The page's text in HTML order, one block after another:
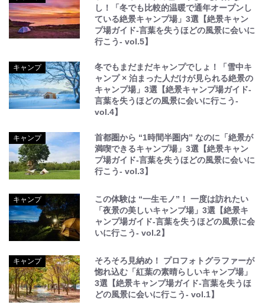
し！「冬でも比較的温暖で通年オープンし
ている絶景キャンプ場」3選【絶景キャン
プ場ガイド-言葉を失うほどの風景に会いに
行こう- vol.5】
キャンプ
冬でもまだまだキャンプでしょ！「雪中キ
ャンプ × 泊まった人だけが見られる絶景の
キャンプ場」3選【絶景キャンプ場ガイド-
言葉を失うほどの風景に会いに行こう-
vol.4】
キャンプ
首都圏から “1時間半圏内” なのに「絶景が
満喫できるキャンプ場」3選【絶景キャン
プ場ガイド-言葉を失うほどの風景に会いに
行こう- vol.3】
キャンプ
この体験は “一生モノ”！ 一度は訪れたい
「夜景の美しいキャンプ場」3選【絶景キ
ャンプ場ガイド-言葉を失うほどの風景に会
いに行こう- vol.2】
キャンプ
そろそろ見納め！ プロフォトグラファーが
惚れ込む「紅葉の素晴らしいキャンプ場」
3選【絶景キャンプ場ガイド-言葉を失うほ
どの風景に会いに行こう- vol.1】